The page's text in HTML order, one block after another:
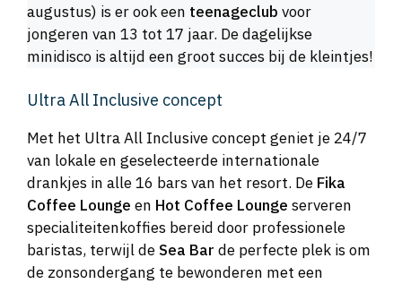
augustus) is er ook een teenageclub voor
jongeren van 13 tot 17 jaar. De dagelijkse
minidisco is altijd een groot succes bij de kleintjes!
Ultra All Inclusive concept
Met het Ultra All Inclusive concept geniet je 24/7
van lokale en geselecteerde internationale
drankjes in alle 16 bars van het resort. De Fika
Coffee Lounge en Hot Coffee Lounge serveren
specialiteitenkoffies bereid door professionele
baristas, terwijl deSea Bar de perfecte plek is om
de zonsondergang te bewonderen met een